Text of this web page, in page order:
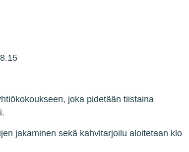
joka pidetään tiistaina
jakaminen sekä kahvitarjoilu aloitetaan klo